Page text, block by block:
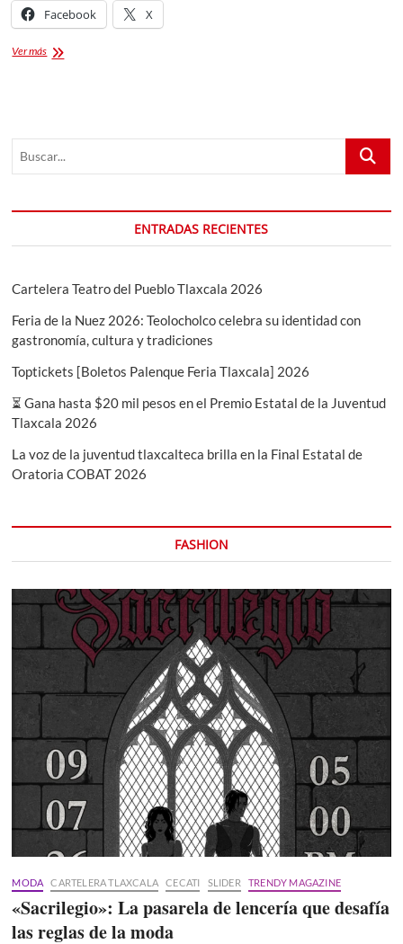
Facebook X
Ver másFRIKI
Y
Buscar...
ENTRADAS RECIENTES
Cartelera Teatro del Pueblo Tlaxcala 2026
Feria de la Nuez 2026: Teolocholco celebra su identidad con
gastronomía, cultura y tradiciones
Toptickets [Boletos Palenque Feria Tlaxcala] 2026
⏳ Gana hasta $20 mil pesos en el Premio Estatal de la Juventud
Tlaxcala 2026
La voz de la juventud tlaxcalteca brilla en la Final Estatal de
Oratoria COBAT 2026
FASHION
MODA CARTELERA TLAXCALA CECATI SLIDER TRENDY MAGAZINE
«Sacrilegio»: La pasarela de lencería que desafía
las reglas de la moda